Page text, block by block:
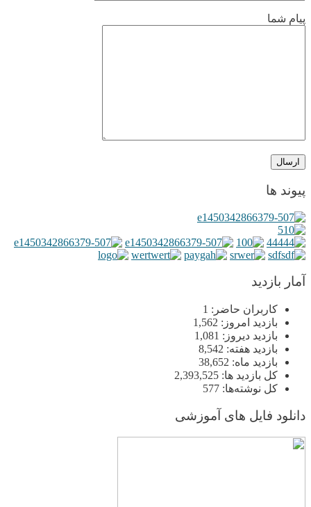
پیام شما
پیوند ها
آمار بازدید
کاربران حاضر: 1
بازدید امروز: 1,562
بازدید دیروز: 1,081
بازدید هفته: 8,542
بازدید ماه: 38,652
کل بازدید ها: 2,393,525
کل نوشته‌ها: 577
دانلود فایل های آموزشی